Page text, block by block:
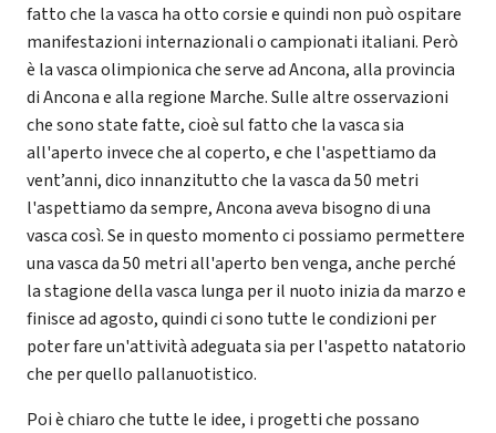
fatto che la vasca ha otto corsie e quindi non può ospitare
manifestazioni internazionali o campionati italiani. Però
è la vasca olimpionica che serve ad Ancona, alla provincia
di Ancona e alla regione Marche. Sulle altre osservazioni
che sono state fatte, cioè sul fatto che la vasca sia
all'aperto invece che al coperto, e che l'aspettiamo da
vent’anni, dico innanzitutto che la vasca da 50 metri
l'aspettiamo da sempre, Ancona aveva bisogno di una
vasca così. Se in questo momento ci possiamo permettere
una vasca da 50 metri all'aperto ben venga, anche perché
la stagione della vasca lunga per il nuoto inizia da marzo e
finisce ad agosto, quindi ci sono tutte le condizioni per
poter fare un'attività adeguata sia per l'aspetto natatorio
che per quello pallanuotistico.
Poi è chiaro che tutte le idee, i progetti che possano